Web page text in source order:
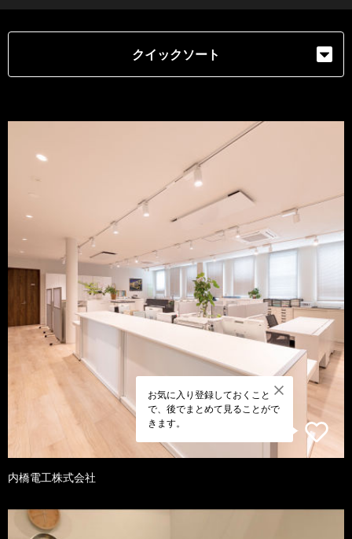
クイックソート
お気に入り登録しておくこと
で、後でまとめて見ることがで
きます。
内橋電工株式会社